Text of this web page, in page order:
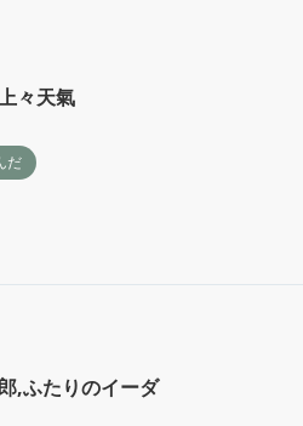
々天氣
だ
,ふたりのイーダ